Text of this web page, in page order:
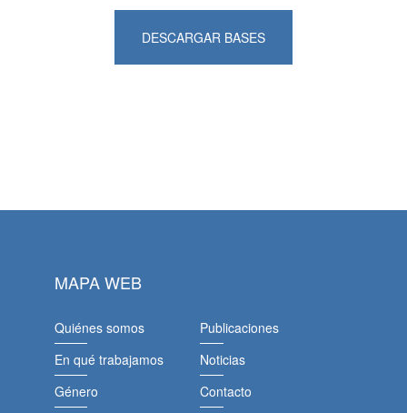
DESCARGAR BASES
MAPA WEB
Quiénes somos
En qué trabajamos
Género
Publicaciones
Noticias
Contacto